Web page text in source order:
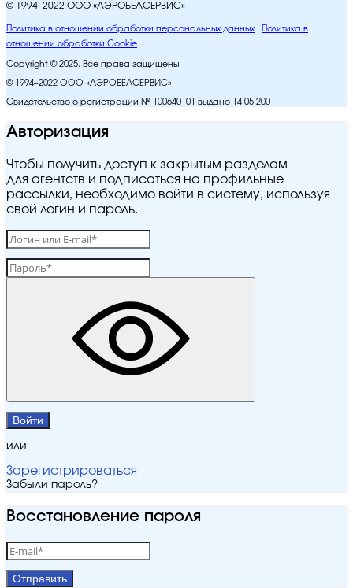
© 1994–2022 ООО «АЭРОБЕЛСЕРВИС»
Политика в отношении обработки персональных данных
Политика в
отношении обработки Cookie
Copyright © 2025. Все права защищены
© 1994–2022 ООО «АЭРОБЕЛСЕРВИС»
Свидетельство о регистрации № 100640101 выдано 14.05.2001
Авторизация
Чтобы получить доступ к закрытым разделам
для агентств и подписаться на профильные
рассылки, необходимо войти в систему, используя
свой логин и пароль.
Войти
или
Зарегистрироваться
Забыли пароль?
Восстановление пароля
Отправить